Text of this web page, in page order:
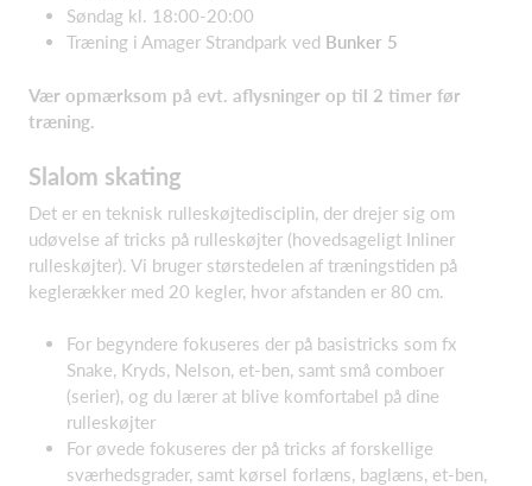
Søndag kl. 18:00-20:00
Træning i Amager Strandpark ved Bunker 5
Vær opmærksom på evt. aflysninger op til 2 timer før
træning.
Slalom skating
Det er en teknisk rulleskøjtedisciplin, der drejer sig om
udøvelse af tricks på rulleskøjter (hovedsageligt Inliner
rulleskøjter). Vi bruger størstedelen af træningstiden på
keglerækker med 20 kegler, hvor afstanden er 80 cm.
For begyndere fokuseres der på basistricks som fx
Snake, Kryds, Nelson, et-ben, samt små comboer
(serier), og du lærer at blive komfortabel på dine
rulleskøjter
For øvede fokuseres der på tricks af forskellige
sværhedsgrader, samt kørsel forlæns, baglæns, et-ben,